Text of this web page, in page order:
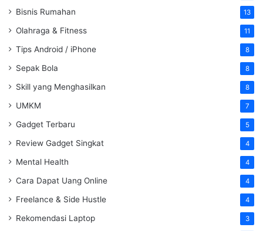
Bisnis Rumahan 13
Olahraga & Fitness 11
Tips Android / iPhone 8
Sepak Bola 8
Skill yang Menghasilkan 8
UMKM 7
Gadget Terbaru 5
Review Gadget Singkat 4
Mental Health 4
Cara Dapat Uang Online 4
Freelance & Side Hustle 4
Rekomendasi Laptop 3